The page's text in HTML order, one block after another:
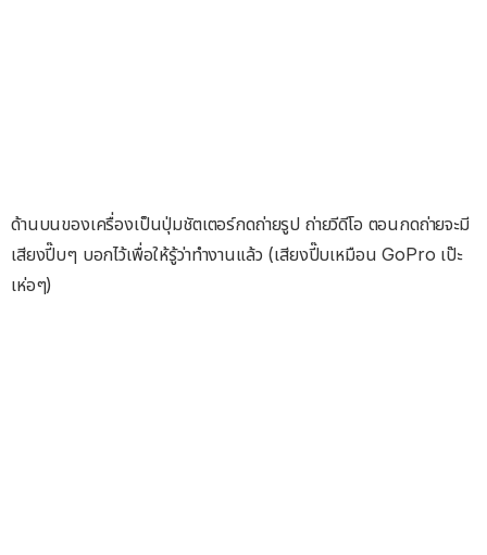
ด้านบนของเครื่องเป็นปุ่มชัตเตอร์กดถ่ายรูป ถ่ายวีดีโอ ตอนกดถ่ายจะมี
เสียงปี๊บๆ บอกไว้เพื่อให้รู้ว่าทำงานแล้ว (เสียงปี๊บเหมือน GoPro เป๊ะ
เห่อๆ)